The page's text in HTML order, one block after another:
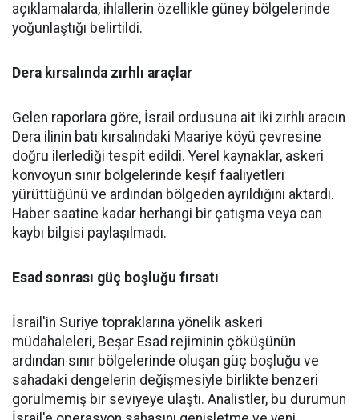
açıklamalarda, ihlallerin özellikle güney bölgelerinde
yoğunlaştığı belirtildi.
Dera kırsalında zırhlı araçlar
Gelen raporlara göre, İsrail ordusuna ait iki zırhlı aracın
Dera ilinin batı kırsalındaki Maariye köyü çevresine
doğru ilerlediği tespit edildi. Yerel kaynaklar, askeri
konvoyun sınır bölgelerinde keşif faaliyetleri
yürüttüğünü ve ardından bölgeden ayrıldığını aktardı.
Haber saatine kadar herhangi bir çatışma veya can
kaybı bilgisi paylaşılmadı.
Esad sonrası güç boşluğu fırsatı
İsrail'in Suriye topraklarına yönelik askeri
müdahaleleri, Beşar Esad rejiminin çöküşünün
ardından sınır bölgelerinde oluşan güç boşluğu ve
sahadaki dengelerin değişmesiyle birlikte benzeri
görülmemiş bir seviyeye ulaştı. Analistler, bu durumun